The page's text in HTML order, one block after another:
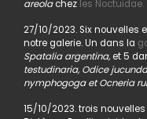
areolachez les Noctuidae.
27/10/2023. Six nouvelles
notre galerie. Un dans la
Spatalia argentina, et 5
testudinaria, Odice
nymphogoga et Ocneria
15/10/2023. trois